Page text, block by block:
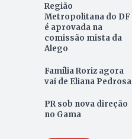
Região
Metropolitana do DF
é aprovada na
comissão mista da
Alego
Família Roriz agora
vai de Eliana Pedrosa
PR sob nova direção
no Gama